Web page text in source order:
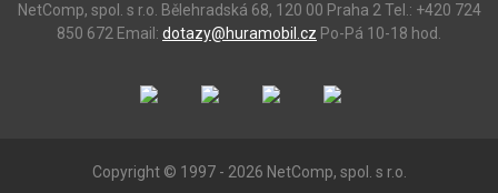
NetComp, spol. s r.o. Bělehradská 68, 120 00 Praha 2 Tel.: +420 724
850 672 Email: dotazy@huramobil.cz Po-Pá 10-18 hod.
Copyright © 1997 - 2026 NetComp, spol. s r.o.